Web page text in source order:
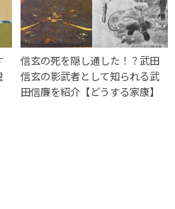
信玄の死を隠し通した！？武田
信玄の影武者として知られる武
田信廉を紹介【どうする家康】